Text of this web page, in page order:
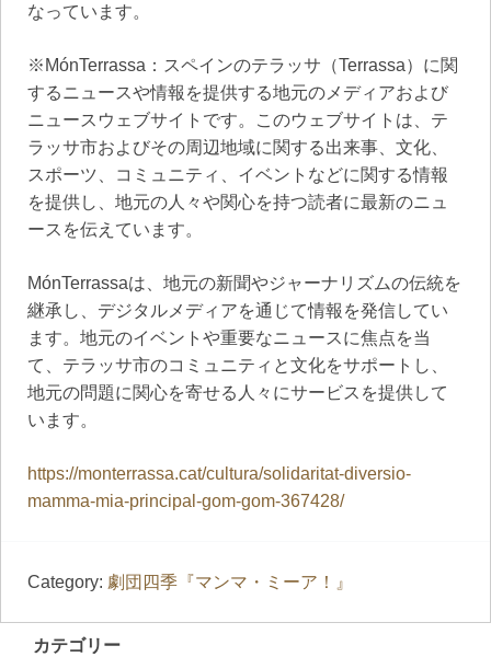
なっています。
※MónTerrassa：スペインのテラッサ（Terrassa）に関
するニュースや情報を提供する地元のメディアおよび
ニュースウェブサイトです。このウェブサイトは、テ
ラッサ市およびその周辺地域に関する出来事、文化、
スポーツ、コミュニティ、イベントなどに関する情報
を提供し、地元の人々や関心を持つ読者に最新のニュ
ースを伝えています。
MónTerrassaは、地元の新聞やジャーナリズムの伝統を
継承し、デジタルメディアを通じて情報を発信してい
ます。地元のイベントや重要なニュースに焦点を当
て、テラッサ市のコミュニティと文化をサポートし、
地元の問題に関心を寄せる人々にサービスを提供して
います。
https://monterrassa.cat/cultura/solidaritat-diversio-
mamma-mia-principal-gom-gom-367428/
Category: 劇団四季『マンマ・ミーア！』
カテゴリー